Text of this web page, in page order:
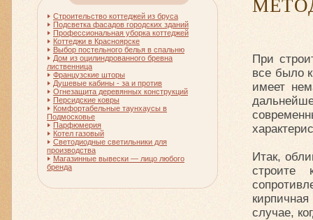
При
все было
имеет
Итак,
строите
случае,
Строительство коттеджей из бруса
Подсветка фасадов городских зданий
Профессиональная уборка коттеджей
Коттеджи в Красноярске
Выбор постельного белья в спальню
Дом из оцилиндрованного бревна
лиственница
Французские шторы
Душевые кабины - за и против
Огнезащита деревянных конструкций
Персидские ковры
Комфортабельные таунхаусы в
Подмосковье
Парфюмерия
Котел газовый
Светодиодные светильники для
производства
Магазинные вывески — лицо любого
бренда